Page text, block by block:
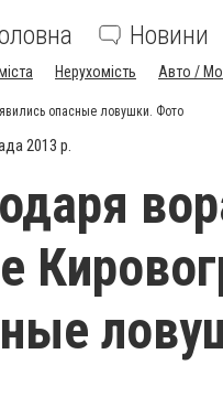
Новини
Нерухомість Авто /
опасные ловушки. Фото
2013 р.